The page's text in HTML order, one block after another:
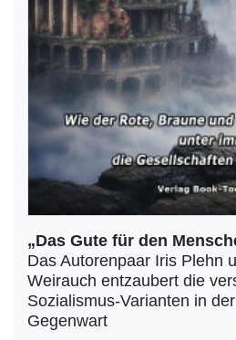
„Das Gute für den
Das Autorenpaar Iris Plehn
Weirauch entzaubert die
Sozialismus-Varianten in
Gegenwart